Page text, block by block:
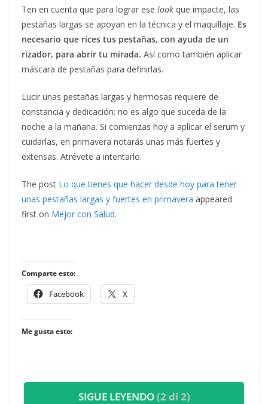
Ten en cuenta que para lograr ese look que impacte, las
pestañas largas se apoyan en la técnica y el maquillaje. Es
necesario que rices tus pestañas, con ayuda de un
rizador, para abrir tu mirada. Así como también aplicar
máscara de pestañas para definirlas.
Lucir unas pestañas largas y hermosas requiere de
constancia y dedicación; no es algo que suceda de la
noche a la mañana. Si comienzas hoy a aplicar el serum y
cuidarlas, en primavera notarás unas más fuertes y
extensas. Atrévete a intentarlo.
The post Lo que tienes que hacer desde hoy para tener
unas pestañas largas y fuertes en primavera appeared
first on Mejor con Salud.
Comparte esto:
Facebook X
Me gusta esto:
SIGUE LEYENDO(2 di 2)